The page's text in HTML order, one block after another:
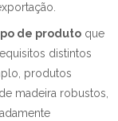
de produto que
distintos
produtos
madeira robustos,